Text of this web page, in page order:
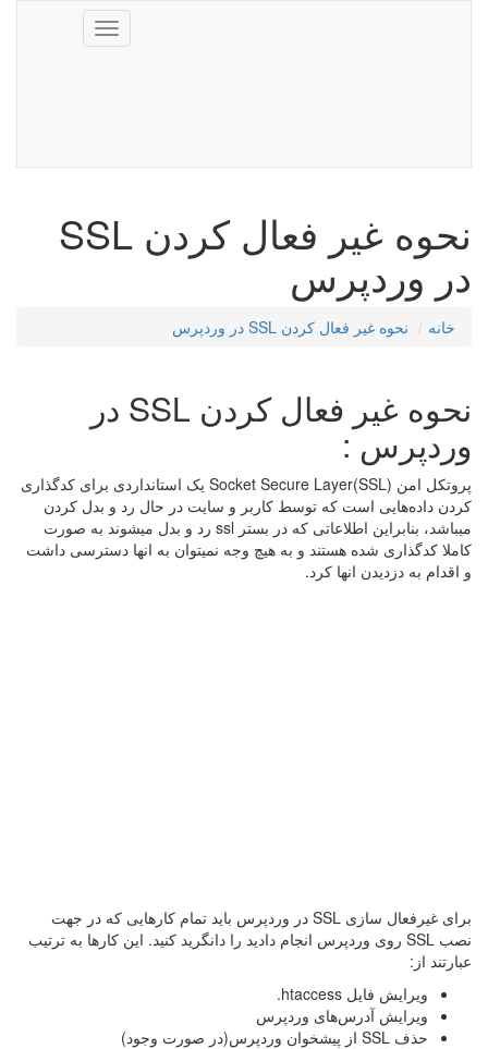
Toggle
navigation
نحوه غیر فعال کردن SSL
در وردپرس
خانه نحوه غیر فعال کردن SSL در وردپرس
نحوه غیر فعال کردن SSL در
وردپرس :
پروتکل امن (SSL)Socket Secure Layer یک استانداردی برای کدگذاری
کردن داده‌هایی است که توسط کاربر و سایت در حال رد و بدل کردن
میباشد، بنابراین اطلاعاتی که در بستر ssl رد و بدل میشوند به صورت
کاملا کدگذاری شده هستند و به هیچ وجه نمیتوان به انها دسترسی داشت
و اقدام به دزدیدن انها کرد.
برای غیرفعال سازی SSL در وردپرس باید تمام کارهایی که در جهت
نصب SSL روی وردپرس انجام دادید را دانگرید کنید. این کارها به ترتیب
عبارتند از:
ویرایش فایل htaccess.
ویرایش آدرس‌های وردپرس
حذف SSL از پیشخوان وردپرس(در صورت وجود)